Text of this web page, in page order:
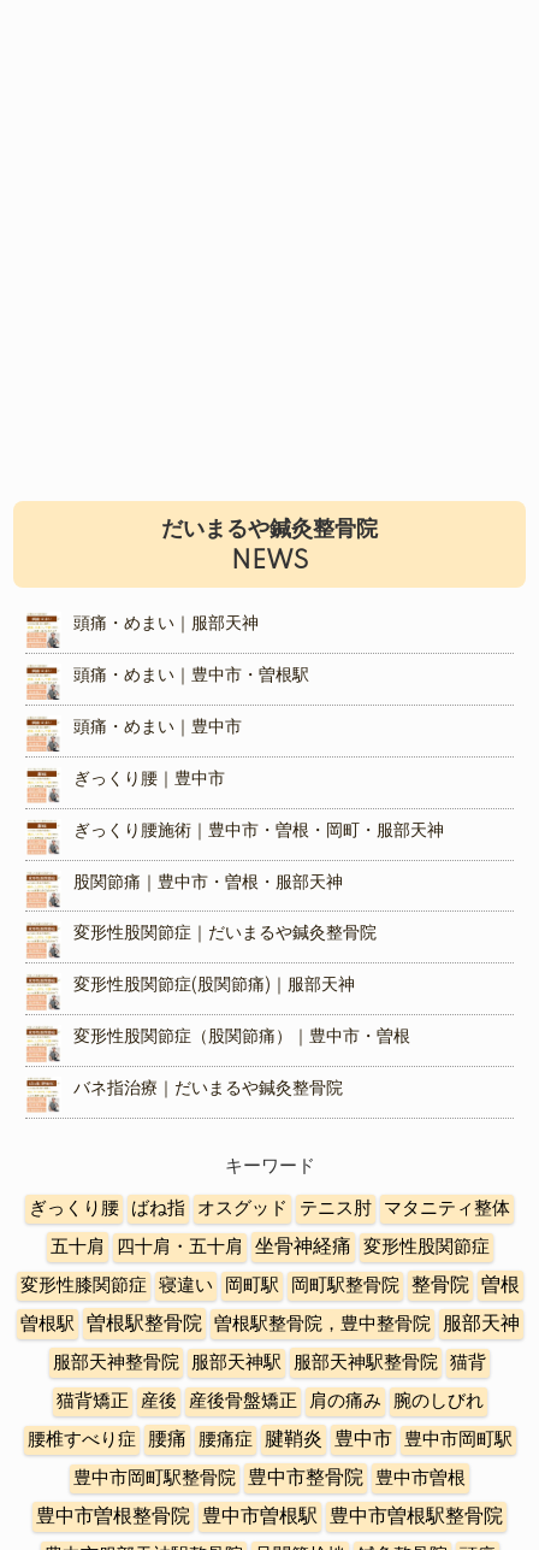
だいまるや鍼灸整骨院
NEWS
頭痛・めまい｜服部天神
頭痛・めまい｜豊中市・曽根駅
頭痛・めまい｜豊中市
ぎっくり腰｜豊中市
ぎっくり腰施術｜豊中市・曽根・岡町・服部天神
股関節痛｜豊中市・曽根・服部天神
変形性股関節症｜だいまるや鍼灸整骨院
変形性股関節症(股関節痛)｜服部天神
変形性股関節症（股関節痛）｜豊中市・曽根
バネ指治療｜だいまるや鍼灸整骨院
キーワード
ぎっくり腰 ばね指 オスグッド テニス肘
マタニティ整体
五十肩
四十肩・五十肩 坐骨神経痛
変形性股関節症
変形性膝関節症
寝違い 岡町駅 岡町駅整骨院 整骨院 曽根
曽根駅 曽根駅整骨院 曽根駅整骨院，豊中整骨院
服部天神
服部天神整骨院
服部天神駅 服部天神駅整骨院 猫背
猫背矯正
産後 産後骨盤矯正 肩の痛み
腕のしびれ
腰椎すべり症
腰痛 腰痛症 腱鞘炎 豊中市
豊中市岡町駅
豊中市岡町駅整骨院
豊中市整骨院 豊中市曽根
豊中市曽根整骨院 豊中市曽根駅
豊中市曽根駅整骨院